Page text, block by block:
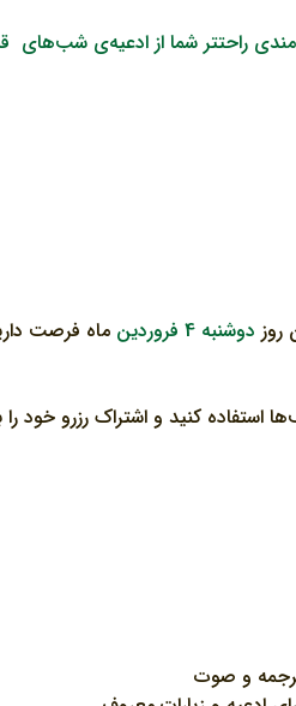
راحتتر شما از ادعیه‌ی شب‌های
روز دوشنبه 4 فروردین
ماه فرصت
استفاده کنید و اشتراک رزرو خود
و صوت